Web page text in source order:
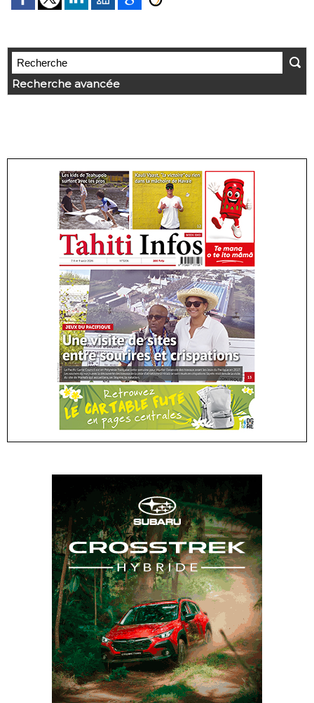
Recherche avancée